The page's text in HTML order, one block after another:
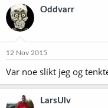
Oddvarr
12 Nov 2015
Var noe slikt jeg og
LarsUlv